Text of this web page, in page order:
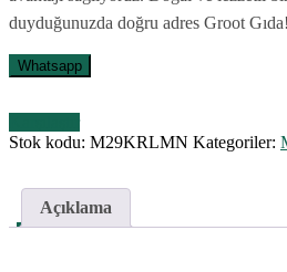
duyduğunuzda doğru adres Groot Gıda!
Whatsapp
Stok kodu: M29KRLMN Kategoriler:
Açıklama